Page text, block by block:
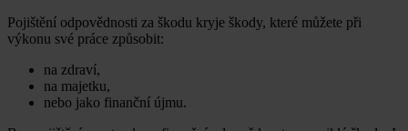
Pojištění odpovědnosti za škodu kryje škody, které můžete při
výkonu své práce způsobit:
na zdraví,
na majetku,
nebo jako finanční újmu.